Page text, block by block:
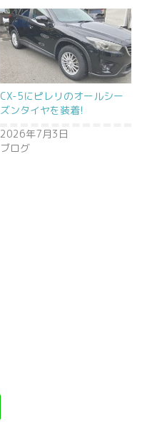
CX-5にピレリのオールシー
ズンタイヤを装着!
2026年7月3日
ブログ